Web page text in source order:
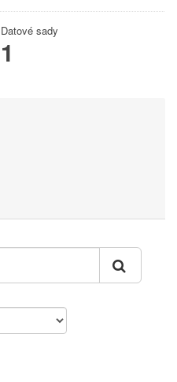
Datové sady
1